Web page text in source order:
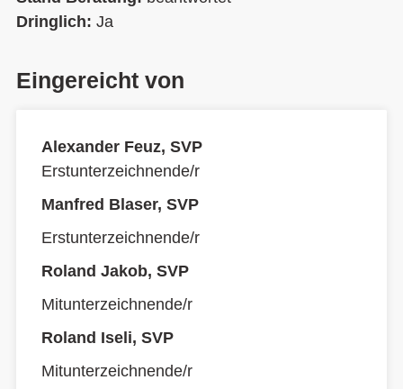
Dringlich: Ja
Eingereicht von
Alexander Feuz, SVP
Erstunterzeichnende/r
Manfred Blaser, SVP
Erstunterzeichnende/r
Roland Jakob, SVP
Mitunterzeichnende/r
Roland Iseli, SVP
Mitunterzeichnende/r